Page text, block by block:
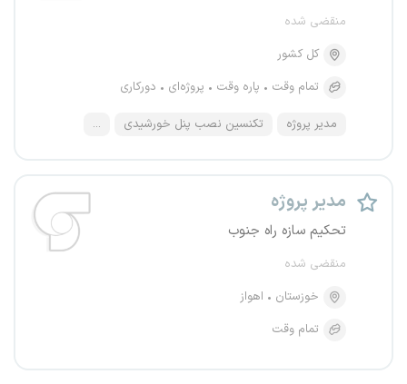
منقضی شده
کل کشور
تمام وقت
پاره وقت پروژه‌ای دورکاری
مدیر پروژه تکنسین نصب پنل خورشیدی ...
مدیر پروژه
تحکیم سازه راه جنوب
منقضی شده
خوزستان
اهواز
تمام وقت